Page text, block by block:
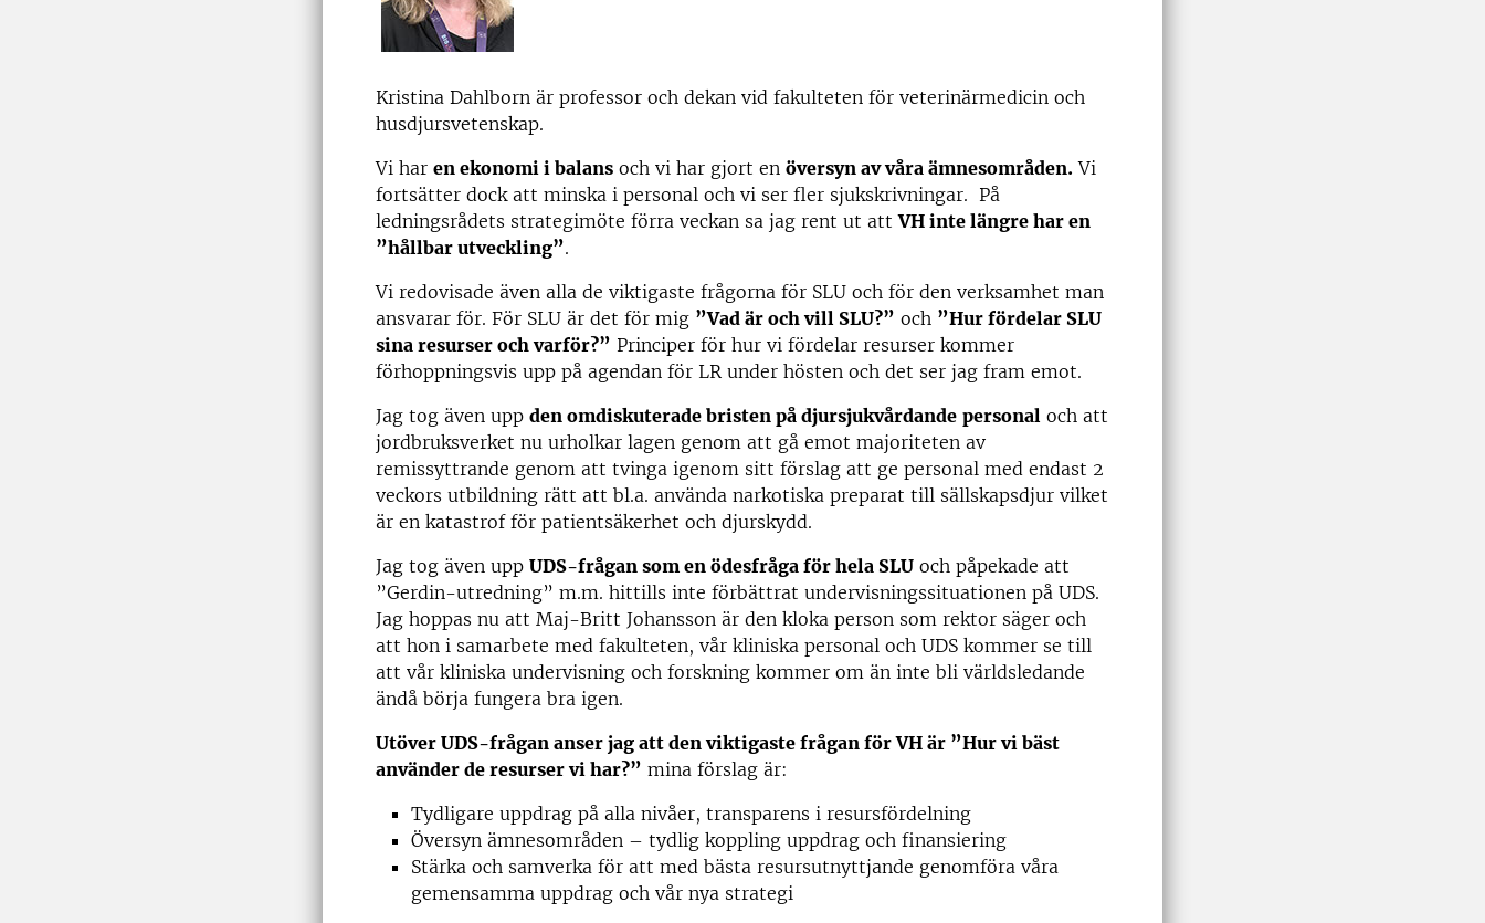
Kristina Dahlborn är professor och dekan vid fakulteten för veterinärmedicin och
husdjursvetenskap.
Vi har en ekonomi i balans och vi har gjort en översyn av våra ämnesområden. Vi
fortsätter dock att minska i personal och vi ser fler sjukskrivningar. På
ledningsrådets strategimöte förra veckan sa jag rent ut attVH inte längre har en
”hållbar utveckling”.
Vi redovisade även alla de viktigaste frågorna för SLU och för den verksamhet man
ansvarar för. För SLU är det för mig ”Vad är och vill SLU?” och ”Hur fördelar SLU
sina resurser och varför?” Principer för hur vi fördelar resurser kommer
förhoppningsvis upp på agendan för LR under hösten och det ser jag fram emot.
Jag tog även upp den omdiskuterade bristen på djursjukvårdande personal och att
jordbruksverket nu urholkar lagen genom att gå emot majoriteten av
remissyttrande genom att tvinga igenom sitt förslag att ge personal med endast 2
veckors utbildning rätt att bl.a. använda narkotiska preparat till sällskapsdjur vilket
är en katastrof för patientsäkerhet och djurskydd.
Jag tog även upp UDS-frågan som en ödesfråga för hela SLU och påpekade att
”Gerdin-utredning” m.m. hittills inte förbättrat undervisningssituationen på UDS.
Jag hoppas nu att Maj-Britt Johansson är den kloka person som rektor säger och
att hon i samarbete med fakulteten, vår kliniska personal och UDS kommer se till
att vår kliniska undervisning och forskning kommer om än inte bli världsledande
ändå börja fungera bra igen.
Utöver UDS-frågan anser jag att den viktigaste frågan för VH är ”Hur vi bäst
använder de resurser vi har?” mina förslag är:
Tydligare uppdrag på alla nivåer, transparens i resursfördelning
Översyn ämnesområden – tydlig koppling uppdrag och finansiering
Stärka och samverka för att med bästa resursutnyttjande genomföra våra
gemensamma uppdrag och vår nya strategi